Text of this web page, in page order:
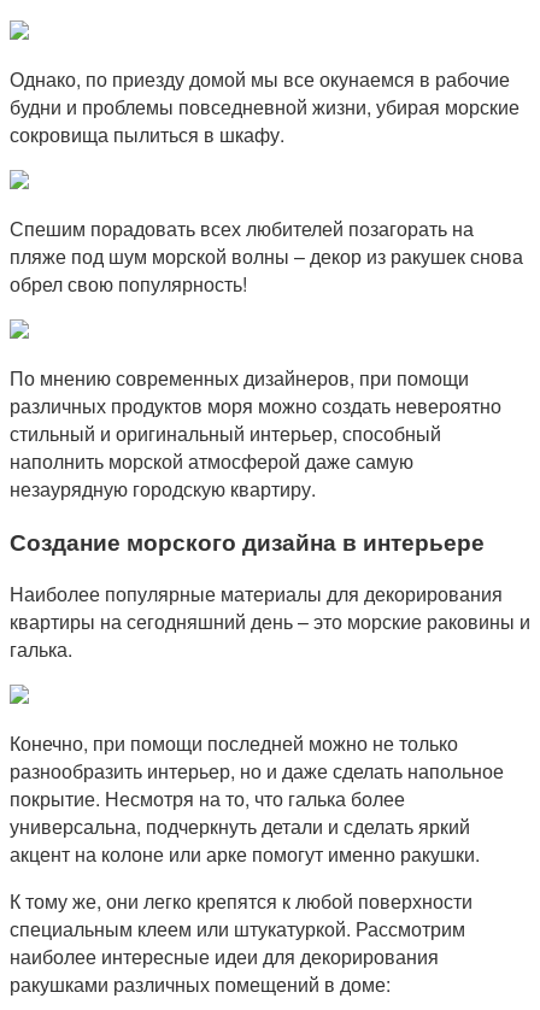
Однако, по приезду домой мы все окунаемся в рабочие
будни и проблемы повседневной жизни, убирая морские
сокровища пылиться в шкафу.
Спешим порадовать всех любителей позагорать на
пляже под шум морской волны – декор из ракушек снова
обрел свою популярность!
По мнению современных дизайнеров, при помощи
различных продуктов моря можно создать невероятно
стильный и оригинальный интерьер, способный
наполнить морской атмосферой даже самую
незаурядную городскую квартиру.
Создание морского дизайна в интерьере
Наиболее популярные материалы для декорирования
квартиры на сегодняшний день – это морские раковины и
галька.
Конечно, при помощи последней можно не только
разнообразить интерьер, но и даже сделать напольное
покрытие. Несмотря на то, что галька более
универсальна, подчеркнуть детали и сделать яркий
акцент на колоне или арке помогут именно ракушки.
К тому же, они легко крепятся к любой поверхности
специальным клеем или штукатуркой. Рассмотрим
наиболее интересные идеи для декорирования
ракушками различных помещений в доме: